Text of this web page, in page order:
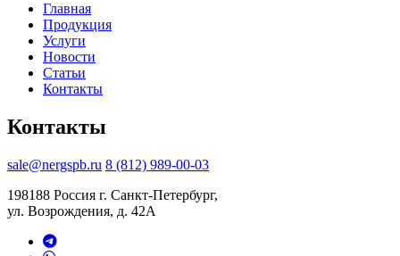
Главная
Продукция
Услуги
Новости
Статьи
Контакты
Контакты
sale@nergspb.ru 8 (812) 989-00-03
198188 Россия г. Санкт-Петербург,
ул. Возрождения, д. 42А